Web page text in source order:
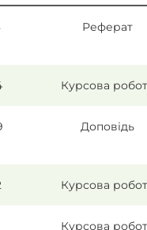
Реферат
Курсова
Доповідь
Курсова
Курсова